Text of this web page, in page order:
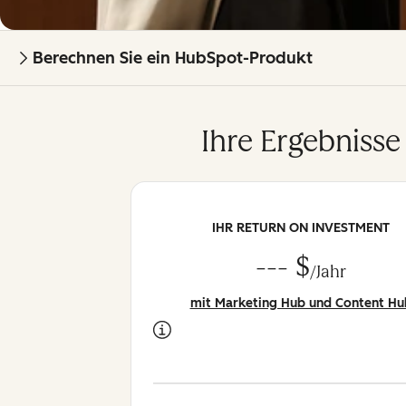
Berechnen Sie ein HubSpot-Produkt
Ihre Ergebnisse
IHR RETURN ON INVESTMENT
--- $/Jahr
mit Marketing Hub und Content